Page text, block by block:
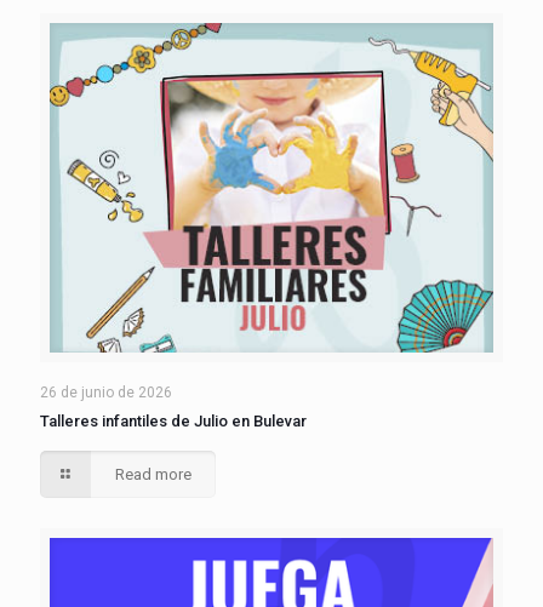
26 de junio de 2026
Talleres infantiles de Julio en Bulevar
Read more